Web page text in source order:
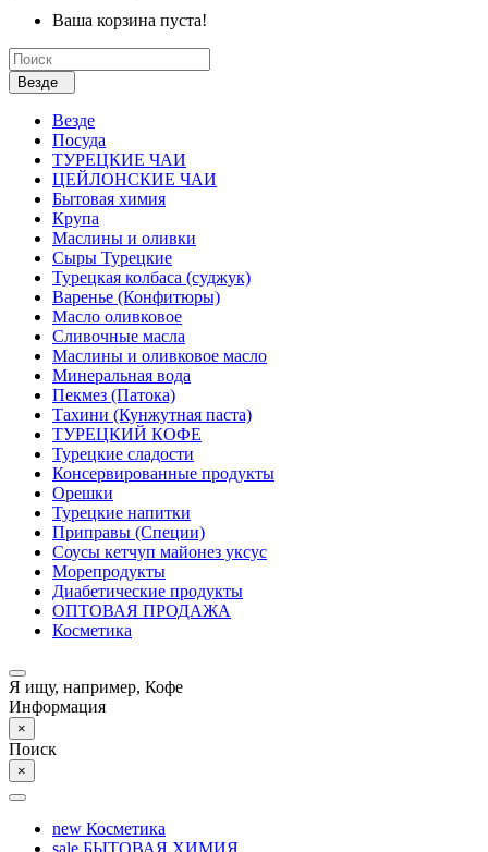
Ваша корзина пуста!
Везде
Везде
Посуда
ТУРЕЦКИЕ ЧАИ
ЦЕЙЛОНСКИЕ ЧАИ
Бытовая химия
Крупа
Маслины и оливки
Сыры Турецкие
Турецкая колбаса (суджук)
Варенье (Конфитюры)
Масло оливковое
Сливочные масла
Маслины и оливковое масло
Минеральная вода
Пекмез (Патока)
Тахини (Кунжутная паста)
ТУРЕЦКИЙ КОФЕ
Турецкие сладости
Консервированные продукты
Орешки
Турецкие напитки
Приправы (Специи)
Соусы кетчуп майонез уксус
Морепродукты
Диабетические продукты
ОПТОВАЯ ПРОДАЖА
Косметика
Я ищу, например, Кофе
Информация
×
Поиск
×
new Косметика
sale БЫТОВАЯ ХИМИЯ